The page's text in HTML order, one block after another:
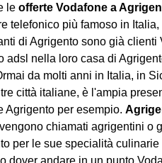
le offerte Vodafone a
telefonico più famoso in
di Agrigento sono già
adsl nella loro casa di
da molti anni in Italia, in
città italiane, è l'ampia
Agrigento per esempio.
chiamati agrigentini o
per le sue specialità
dover andare in un punto